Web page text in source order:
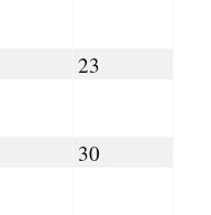
22.08.2026
23
29.08.2026
30